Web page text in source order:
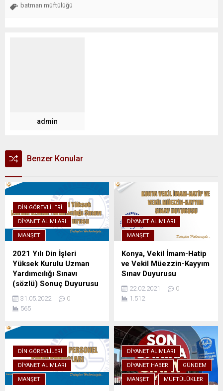
batman müftülüğü
admin
Benzer Konular
DIN GÖREVLILERI
DIYANET ALIMLARI
MANŞET
2021​​ Yılı Din İşleri
Yüksek Kurulu Uzman
Yardımcılığı Sınavı
(sözlü) Sonuç Duyurusu
31.05.2022
0
565
DIYANET ALIMLARI
MANŞET
Konya, Vekil İmam-Hatip
ve Vekil Müezzin-Kayyım
Sınav Duyurusu
22.02.2021
0
1.512
DIN GÖREVLILERI
DIYANET ALIMLARI
MANŞET
DIYANET ALIMLARI
DIYANET HABER GÜNDEM
MANŞET MÜFTÜLÜKLER